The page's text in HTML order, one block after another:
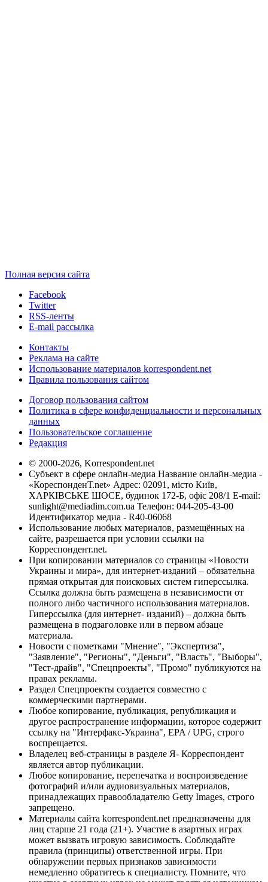
Полная версия сайта
Facebook
Twitter
RSS-ленты
E-mail рассылка
Контакты
Реклама на сайте
Использование материалов korrespondent.net
Правила пользования сайтом
Договор пользования сайтом
Политика в сфере конфиденциальности и персональных
данных
Пользовательское соглашение
Редакция
© 2000-2026, Korrespondent.net
Субъект в сфере онлайн-медиа Название онлайн-медиа -
«КореспонденТ.net» Адрес: 02091, місто Київ,
ХАРКІВСЬКЕ ШОСЕ, будинок 172-Б, офіс 208/1 E-mail:
sunlight@mediadim.com.ua Телефон: 044-205-43-00
Идентификатор медиа - R40-06068
Использование любых материалов, размещённых на
сайте, разрешается при условии ссылки на
Корреспондент.net.
При копировании материалов со страницы «Новости
Украины и мира», для интернет-изданий – обязательна
прямая открытая для поисковых систем гиперссылка.
Ссылка должна быть размещена в независимости от
полного либо частичного использования материалов.
Гиперссылка (для интернет- изданий) – должна быть
размещена в подзаголовке или в первом абзаце
материала.
Новости с пометками "Мнение", "Экспертиза",
"Заявление", "Регионы", "Деньги", "Власть", "Выборы",
"Тест-драйв", "Спецпроекты", "Промо" публикуются на
правах рекламы.
Раздел Спецпроекты создается совместно с
коммерческими партнерами.
Любое копирование, публикация, републикация и
другое распространение информации, которое содержит
ссылку на "Интерфакс-Украина", EPA / UPG, строго
воспрещается.
Владелец веб-страницы в разделе Я- Корреспондент
является автор публикации.
Любое копирование, перепечатка и воспроизведение
фотографий и/или аудиовизуальных материалов,
принадлежащих правообладателю Getty Images, строго
запрещено.
Материалы сайта korrespondent.net предназначены для
лиц старше 21 года (21+). Участие в азартных играх
может вызвать игровую зависимость. Соблюдайте
правила (принципы) ответственной игры. При
обнаружении первых признаков зависимости
немедленно обратитесь к специалисту. Помните, что